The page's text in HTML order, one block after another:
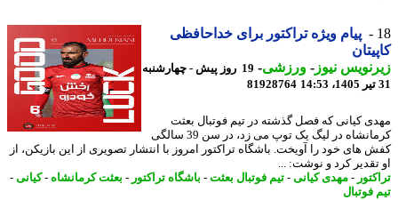
پیام ویژه تراکتور برای خداحافظی
نیوز-ورزشی-
19 روز پیش - چهارشنبه
81928764
کیانی که فصل گذشته در تیم فوتبال بعثت
کرمانشاه در لیگ یک توپ می زد، در سن 39 سالگی
های خود را آویخت. باشگاه تراکتور امروز با انتشار تصویری از این بازیکن، از
کرد و نوشت: ...
-مهدی کیانی-تیم فوتبال بعثت-باشگاه تراکتور -بعثت کرمانشاه-کیانی-
فوتبال